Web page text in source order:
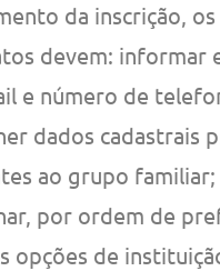
da inscrição, os
devem: informar
e número de
dados cadastrais
ao grupo familiar;
por ordem de
opções de